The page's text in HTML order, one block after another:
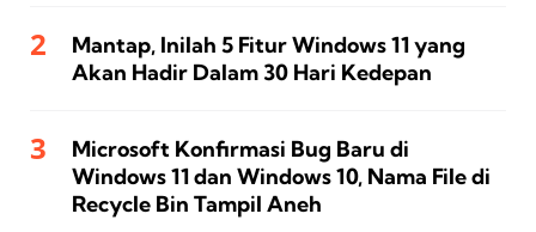
Mantap, Inilah 5 Fitur Windows 11 yang
Akan Hadir Dalam 30 Hari Kedepan
Microsoft Konfirmasi Bug Baru di
Windows 11 dan Windows 10, Nama File di
Recycle Bin Tampil Aneh